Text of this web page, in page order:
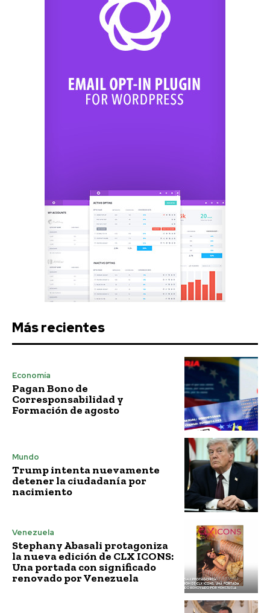
Más recientes
Economía
Pagan Bono de
Corresponsabilidad y
Formación de agosto
Mundo
Trump intenta nuevamente
detener la ciudadanía por
nacimiento
Venezuela
Stephany Abasali protagoniza
la nueva edición de CLX ICONS:
Una portada con significado
renovado por Venezuela